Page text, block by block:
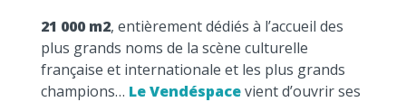
21 000 m2, entièrement dédiés à l’accueil des
plus grands noms de la scène culturelle
française et internationale et les plus grands
champions… Le Vendéspacevient d’ouvrir ses